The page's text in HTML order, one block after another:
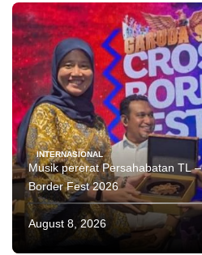
INTERNASIONAL
Musik pererat Persahabatan TL
Border Fest 2026
August 8, 2026